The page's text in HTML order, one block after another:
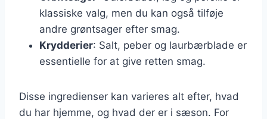
klassiske valg, men du kan også tilføje
andre grøntsager efter smag.
Krydderier: Salt, peber og laurbærblade er
essentielle for at give retten smag.
Disse ingredienser kan varieres alt efter, hvad
du har hjemme, og hvad der er i sæson. For